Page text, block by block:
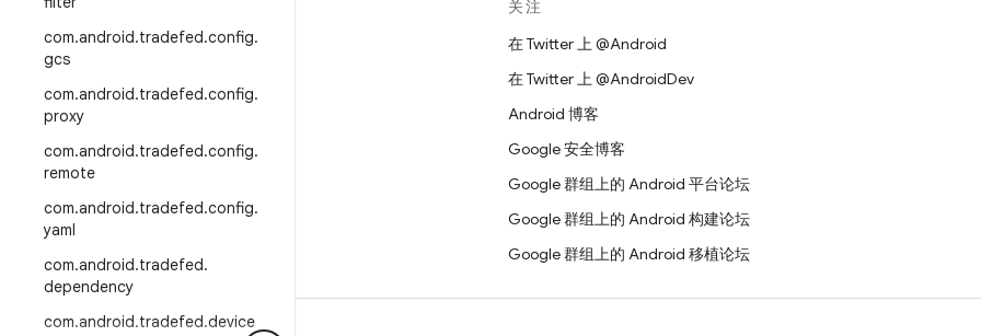
com.android.tradefed.config.
gcs
com.android.tradefed.config.
proxy
com.android.tradefed.config.
remote
com.android.tradefed.config.
yaml
com.android.tradefed.
dependency
com.android.tradefed.device
构建
Android 代码库
下载
预览二进制文件
出厂映像
驱动程序二进制文件
关注
在 Twitter 上 @Android
在 Twitter 上 @AndroidDev
Android 博客
Google 安全博客
Google 群组上的 Android 平台论坛
Google 群组上的 Android 构建论坛
Google 群组上的 Android 移植论坛